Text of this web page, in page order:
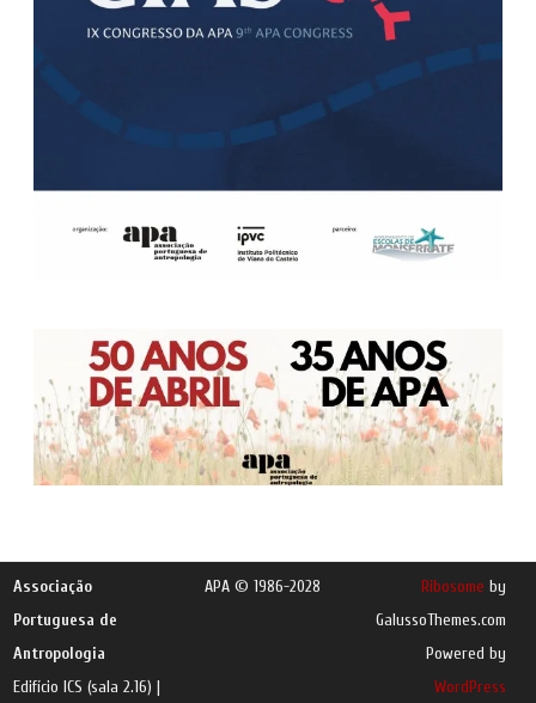
Associação
Portuguesa de
Antropologia
Edifício ICS (sala 2.16) |
APA © 1986-2028 Ribosome by
GalussoThemes.com
Powered by
WordPress